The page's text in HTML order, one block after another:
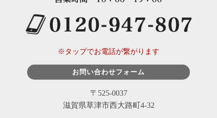
※タップでお電話が繋がります
お問い合わせフォーム
〒525-0037
滋賀県草津市西大路町4-32